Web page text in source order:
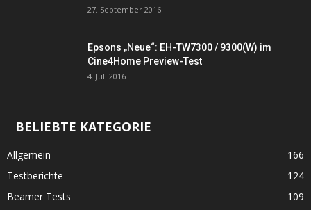
27. September 2016
Epsons „Neue“: EH-TW7300 / 9300(W) im
Cine4Home Preview-Test
4. Juli 2016
BELIEBTE KATEGORIE
Allgemein
166
Testberichte
124
Beamer Tests
109